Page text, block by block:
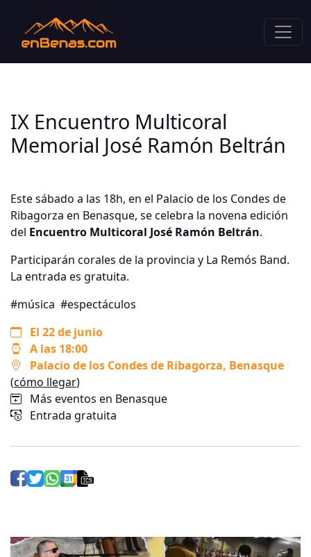
IX Encuentro Multicoral
Memorial José Ramón Beltrán
Este sábado a las 18h, en el Palacio de los Condes de
Ribagorza en Benasque, se celebra la novena edición
del Encuentro Multicoral José Ramón Beltrán.
Participarán corales de la provincia y La Remós Band.
La entrada es gratuita.
#música #espectáculos
El 22 de junio
A las 18:00
Palacio de los Condes de Ribagorza, Benasque
(cómo llegar)
Más eventos en Benasque
Entrada gratuita